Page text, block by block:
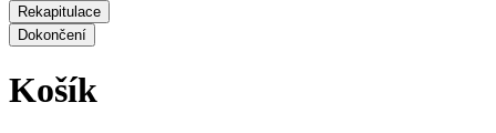
Rekapitulace
Dokončení
Košík